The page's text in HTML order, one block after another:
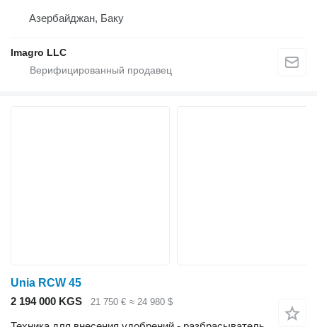
Азербайджан, Баку
Imagro LLC
Unia RCW 45
2 194 000 KGS
21 750 € ≈ 24 980 $